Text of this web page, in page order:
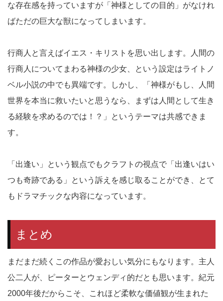
な存在感を持っていますが「神様としての目的」がなけれ
ばただの巨大な獣になってしまいます。
行商人と言えばイエス・キリストを思い出します。人間の
行商人についてまわる神様の少女、という設定はライトノ
ベル小説の中でも異端です。しかし、「神様がもし、人間
世界を本当に救いたいと思うなら、まずは人間として生き
る経験を求めるのでは！？」というテーマは共感できま
す。
「出逢い」という観点でもクラフトの視点で「出逢いはい
つも奇跡である」という訴えを感じ取ることができ、とて
もドラマチックな内容になっています。
まとめ
まだまだ続くこの作品が愛おしい気分にもなります。主人
公二人が、ピーターとウェンディ的だとも思います。紀元
2000年後だからこそ、これほど柔軟な価値観が生まれた